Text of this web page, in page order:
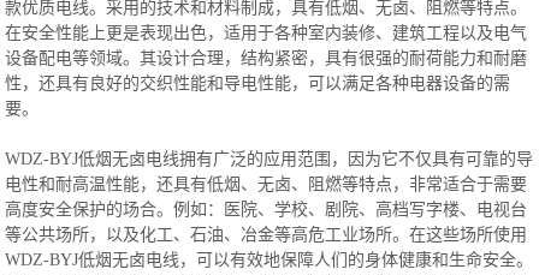
款优质电线。采用的技术和材料制成，具有低烟、无卤、阻燃等特点。
在安全性能上更是表现出色，适用于各种室内装修、建筑工程以及电气
设备配电等领域。其设计合理，结构紧密，具有很强的耐荷能力和耐磨
性，还具有良好的交织性能和导电性能，可以满足各种电器设备的需
要。
WDZ-BYJ低烟无卤电线拥有广泛的应用范围，因为它不仅具有可靠的导
电性和耐高温性能，还具有低烟、无卤、阻燃等特点，非常适合于需要
高度安全保护的场合。例如：医院、学校、剧院、高档写字楼、电视台
等公共场所，以及化工、石油、冶金等高危工业场所。在这些场所使用
WDZ-BYJ低烟无卤电线，可以有效地保障人们的身体健康和生命安全。